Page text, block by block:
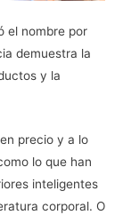
el nombre por
demuestra la
y la
precio y a lo
lo que han
inteligentes
corporal. O